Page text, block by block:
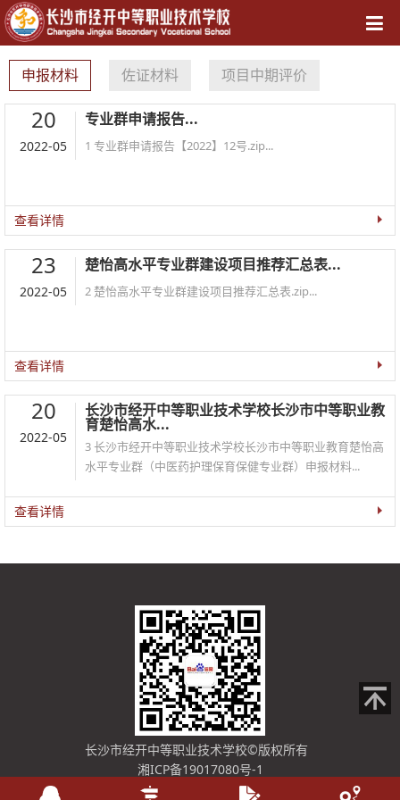
导航
申报材料 佐证材料 项目中期评价
20
2022-05
专业群申请报告...
1 专业群申请报告【2022】12号.zip...
查看详情
23
2022-05
楚怡高水平专业群建设项目推荐汇总表...
2 楚怡高水平专业群建设项目推荐汇总表.zip...
查看详情
20
2022-05
长沙市经开中等职业技术学校长沙市中等职业教
育楚怡高水...
3 长沙市经开中等职业技术学校长沙市中等职业教育楚怡高
水平专业群（中医药护理保育保健专业群）申报材料...
查看详情
长沙市经开中等职业技术学校©版权所有
湘ICP备19017080号-1
湘公网安备 43012402000452号